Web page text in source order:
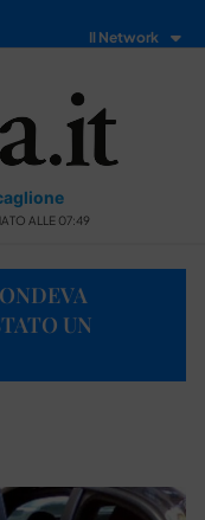
Il Network
ALLE 07:49
UN